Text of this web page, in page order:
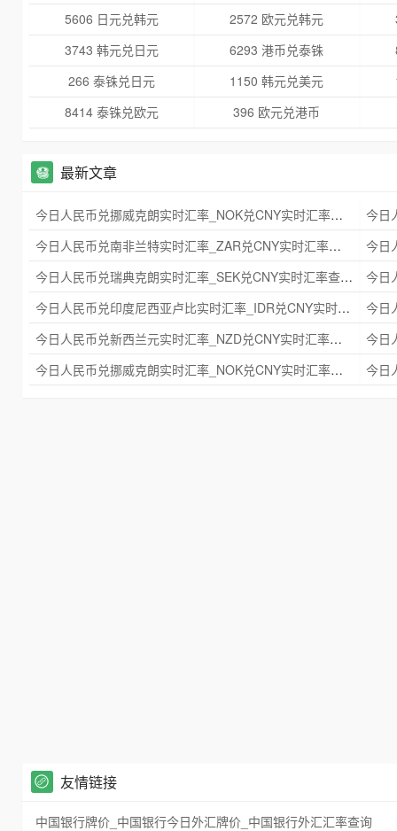
5606 日元兑韩元
2572 欧元兑韩元
3743 韩元兑日元
6293 港币兑泰铢
266 泰铢兑日元
1150 韩元兑美元
8414 泰铢兑欧元
396 欧元兑港币
最新文章
今日人民币兑挪威克朗实时汇率_NOK兑CNY实时汇率查询 2025年09月21日
今日人民币兑南非兰特实时汇率_ZAR兑CNY实时汇率查询 2025年09月21日
今日人民币兑瑞典克朗实时汇率_SEK兑CNY实时汇率查询 2025年09月21日
今日人民币兑印度尼西亚卢比实时汇率_IDR兑CNY实时汇率查询 2025年09月21日
今日人民币兑新西兰元实时汇率_NZD兑CNY实时汇率查询 2025年09月21日
今日人民币兑挪威克朗实时汇率_NOK兑CNY实时汇率查询 2025年09月21日
友情链接
中国银行牌价_中国银行今日外汇牌价_中国银行外汇汇率查询